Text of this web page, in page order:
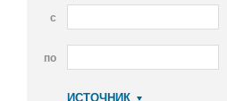
с
по
ИСТОЧНИК